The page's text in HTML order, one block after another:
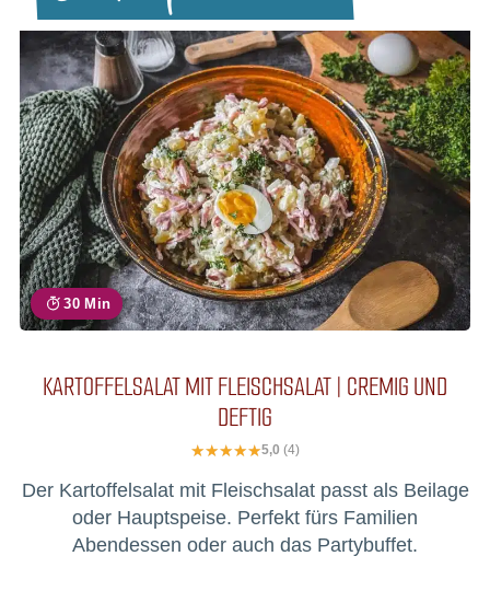
30 Min
KARTOFFELSALAT MIT FLEISCHSALAT | CREMIG UND
DEFTIG
5,0 (4)
Der Kartoffelsalat mit Fleischsalat passt als Beilage
oder Hauptspeise. Perfekt fürs Familien
Abendessen oder auch das Partybuffet.